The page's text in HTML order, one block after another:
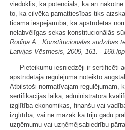
viedoklis, ka potenciāls, kā arī
to, ka cilvēka pamattiesības tiks
ticama iespējamība, ka apstrīdētās
nelabvēlīgas sekas konstitucionālās
Rodiņa A., Konstitucionālās sūdzības
Latvijas Vēstnesis, 2009, 161. -
Pieteikumu iesniedzēji ir sertificēti
apstrīdētajā regulējumā noteikto
Atbilstoši normatīvajam regulējumam,
sertifikācijas laikā, administratora
izglītība ekonomikas, finanšu vai
izglītība, vai ne mazāk kā triju gadu
uzņēmumu vai uzņēmējsabiedrību